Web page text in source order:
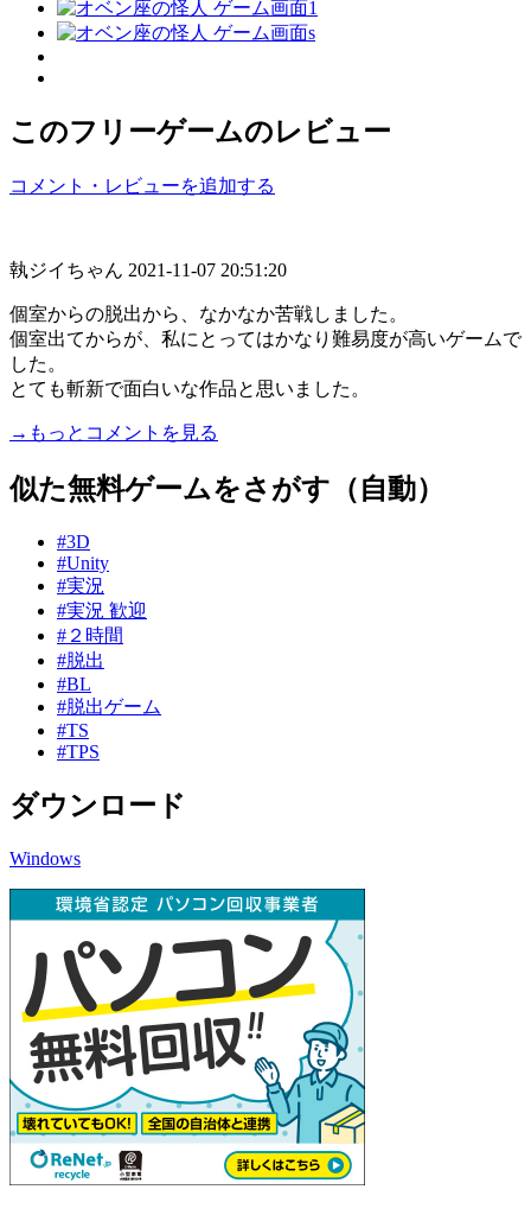
このフリーゲームのレビュー
コメント・レビューを追加する
執ジイちゃん 2021-11-07 20:51:20
個室からの脱出から、なかなか苦戦しました。
個室出てからが、私にとってはかなり難易度が高いゲームで
した。
とても斬新で面白いな作品と思いました。
→もっとコメントを見る
似た無料ゲームをさがす（自動）
#3D
#Unity
#実況
#実況 歓迎
#２時間
#脱出
#BL
#脱出ゲーム
#TS
#TPS
ダウンロード
Windows